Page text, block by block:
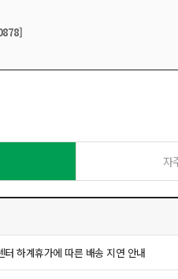
자
터 하계휴가에 따른 배송 지연 안내